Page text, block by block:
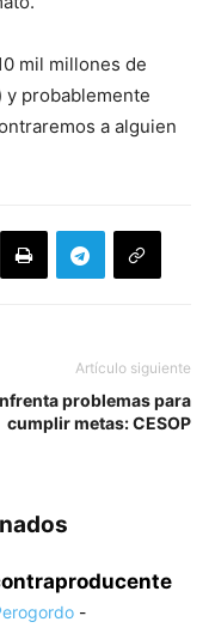
mil millones de
y probablemente
a alguien
Artículo siguiente
problemas para
cumplir metas: CESOP
-